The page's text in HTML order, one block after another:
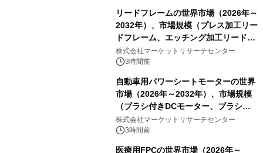
リードフレームの世界市場（2026年～
2032年）、市場規模（プレス加工リー
ドフレーム、エッチング加工リードフ
レーム）・分析レポートを発表
株式会社マーケットリサーチセンター
3時間前
自動車用パワーシートモーターの世界
市場（2026年～2032年）、市場規模
（ブラシ付きDCモーター、ブラシレ
スDCモーター）・分析レポートを発
表
株式会社マーケットリサーチセンター
3時間前
医療用FPCの世界市場（2026年～